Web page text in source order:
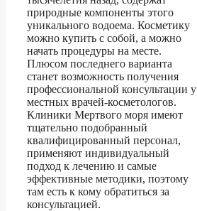
природные компоненты этого
уникального водоема. Косметику
можно купить с собой, а можно
начать процедуры на месте.
Плюсом последнего варианта
станет возможность получения
профессиональной консультации у
местных врачей-косметологов.
Клиники Мертвого моря имеют
тщательно подобранный
квалифицированный персонал,
применяют индивидуальный
подход к лечению и самые
эффективные методики, поэтому
там есть к кому обратиться за
консультацией.